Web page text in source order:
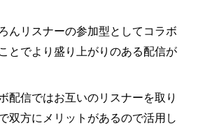
んリスナーの参加型としてコラボ
とでより盛り上がりのある配信が
配信ではお互いのリスナーを取り
双方にメリットがあるので活用し